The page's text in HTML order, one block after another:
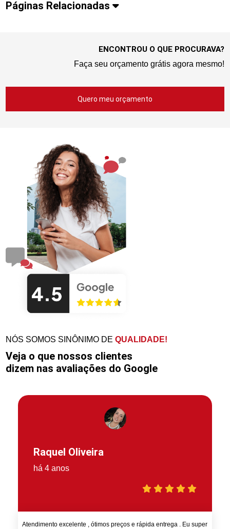
Páginas Relacionadas
ENCONTROU O QUE PROCURAVA?
Faça seu orçamento grátis agora mesmo!
Quero meu orçamento
NÓS SOMOS SINÔNIMO DEQUALIDADE!
Veja o que nossos clientes
dizem nas avaliações do Google
Raquel Oliveira
há 4 anos
Atendimento excelente , ótimos preços e rápida entrega . Eu super